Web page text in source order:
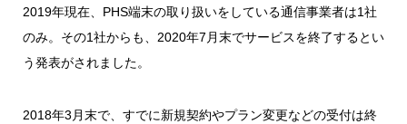
2019年現在、PHS端末の取り扱いをしている通信事業者は1社
のみ。その1社からも、 2020年7月末でサービスを終了するとい
う発表がされました。
2018年3月末で、すでに新規契約やプラン変更などの受付は終